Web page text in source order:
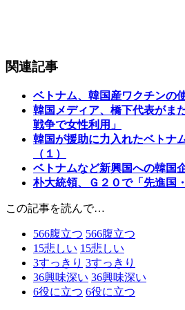
関連記事
ベトナム、韓国産ワクチンの
韓国メディア、橋下代表がま
戦争で女性利用」
韓国が援助に力入れたベトナ
（１）
ベトナムなど新興国への韓国
朴大統領、Ｇ２０で「先進国
この記事を読んで…
566腹立つ 566腹立つ
15悲しい 15悲しい
3すっきり 3すっきり
36興味深い 36興味深い
6役に立つ 6役に立つ